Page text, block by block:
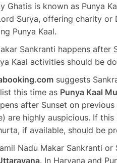
Ghatis is known as Punya
Surya, offering charity or
Punya Kaal.
Sankranti happens after
Kaal activities should be
suggests
this time as Punya Kaal
after Sunset on
are highly auspicious. If
if available, should be
Nadu Makar Sankranti
. In Haryana and